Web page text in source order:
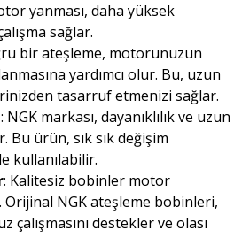
yanması, daha yüksek
sağlar.
bir ateşleme, motorunuzun
yardımcı olur. Bu, uzun
tasarruf etmenizi sağlar.
: NGK markası, dayanıklılık ve uzun
Bu ürün, sık sık değişim
kullanılabilir.
: Kalitesiz bobinler motor
Orijinal NGK ateşleme bobinleri,
destekler ve olası